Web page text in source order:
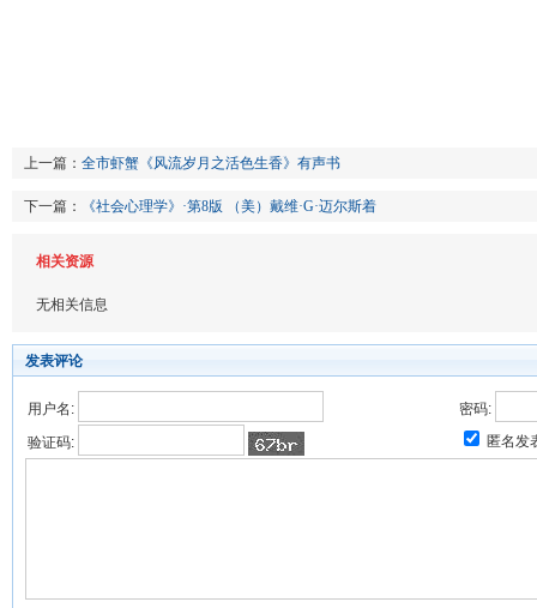
上一篇： 全市虾蟹《风流岁月之活色生香》有声书
下一篇： 《社会心理学》·第8版 （美）戴维·G·迈尔斯着
相关资源
无相关信息
发表评论
用户名:
密码:
验证码:
匿名发